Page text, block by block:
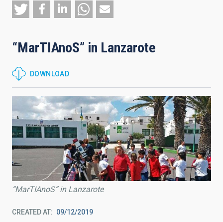
“MarTIAnoS” in Lanzarote
DOWNLOAD
“MarTIAnoS” in Lanzarote
CREATED AT 09/12/2019